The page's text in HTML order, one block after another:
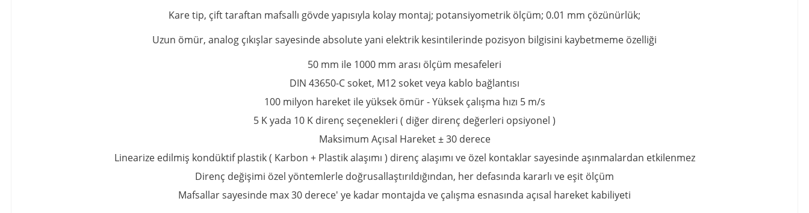
Kare tip, çift taraftan mafsallı gövde yapısıyla kolay montaj; potansiyometrik ölçüm; 0.01 mm çözünürlük;
Uzun ömür, analog çıkışlar sayesinde absolute yani elektrik kesintilerinde pozisyon bilgisini kaybetmeme özelliği
50 mm ile 1000 mm arası ölçüm mesafeleri
DIN 43650-C soket, M12 soket veya kablo bağlantısı
100 milyon hareket ile yüksek ömür -Yüksek çalışma hızı 5 m/s
5 K yada 10 K direnç seçenekleri ( diğer direnç değerleri opsiyonel )
Maksimum Açısal Hareket ± 30 derece
Linearize edilmiş kondüktif plastik ( Karbon + Plastik alaşımı ) direnç alaşımı ve özel kontaklar sayesinde aşınmalardan etkilenmez
Direnç değişimi özel yöntemlerle doğrusallaştırıldığından, her defasında kararlı ve eşit ölçüm
Mafsallar sayesinde max 30 derece' ye kadar montajda ve çalışma esnasında açısal hareket kabiliyeti